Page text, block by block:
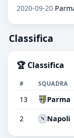
2020-09-20
Classifica
🏆 Classifica
# SQUADRA
13 Parma
2 Napoli